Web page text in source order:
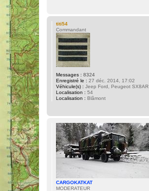
titi54
Commandant
Messages : 8324
Enregistré le : 27 déc. 2014, 17:02
Véhicule(s) : Jeep Ford, Peugeot SX8AR
Localisation : 54
Localisation : Blâmont
CARGOKATKAT
MODERATEUR